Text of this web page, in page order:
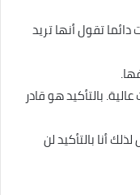
تقول أنها تريد
بالتأكيد هو قادر
أنا بالتأكيد لن